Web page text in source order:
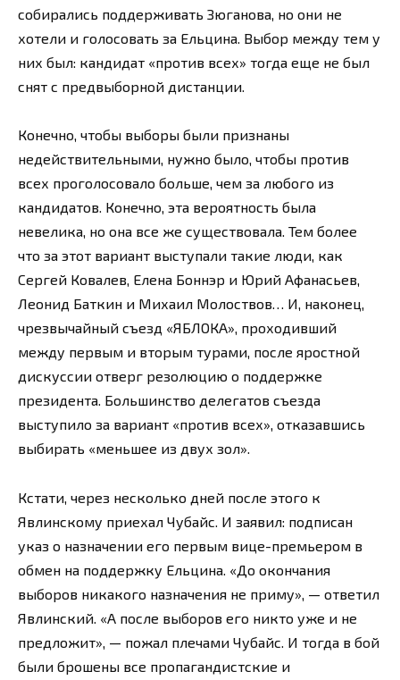
собирались поддерживать Зюганова, но они не
хотели и голосовать за Ельцина. Выбор между тем у
них был: кандидат «против всех» тогда еще не был
снят с предвыборной дистанции.
Конечно, чтобы выборы были признаны
недействительными, нужно было, чтобы против
всех проголосовало больше, чем за любого из
кандидатов. Конечно, эта вероятность была
невелика, но она все же существовала. Тем более
что за этот вариант выступали такие люди, как
Сергей Ковалев, Елена Боннэр и Юрий Афанасьев,
Леонид Баткин и Михаил Молоствов… И, наконец,
чрезвычайный съезд «ЯБЛОКА», проходивший
между первым и вторым турами, после яростной
дискуссии отверг резолюцию о поддержке
президента. Большинство делегатов съезда
выступило за вариант «против всех», отказавшись
выбирать «меньшее из двух зол».
Кстати, через несколько дней после этого к
Явлинскому приехал Чубайс. И заявил: подписан
указ о назначении его первым вице-премьером в
обмен на поддержку Ельцина. «До окончания
выборов никакого назначения не приму», — ответил
Явлинский. «А после выборов его никто уже и не
предложит», — пожал плечами Чубайс. И тогда в бой
были брошены все пропагандистские и